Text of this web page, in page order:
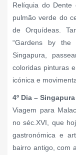
Relíquia do
pulmão verde do
de Orquídeas.
“Gardens by the
Singapura,
coloridas pinturas
icónica e
4º Dia –
Viagem para
no séc.XVI, que
gastronómica e
bairro antigo, com